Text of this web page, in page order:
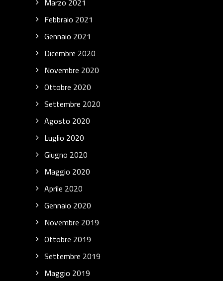
Febbraio 2021
Gennaio 2021
Dicembre 2020
Novembre 2020
Ottobre 2020
Settembre 2020
Agosto 2020
Luglio 2020
Giugno 2020
Maggio 2020
Aprile 2020
Gennaio 2020
Novembre 2019
Ottobre 2019
Settembre 2019
Maggio 2019